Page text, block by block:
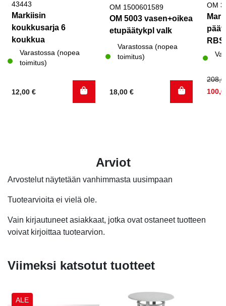
43443
Markiisin
koukkusarja 6
koukkua
Varastossa (nopea
toimitus)
12,00 €
OM 1500601589
OM 5003 vasen+oikea
etupäätykpl valk
Varastossa (nopea
toimitus)
18,00 €
OM
hinta
hinta
Arviot
Arvostelut näytetään vanhimmasta uusimpaan
Tuotearvioita ei vielä ole.
Vain kirjautuneet asiakkaat, jotka ovat ostaneet tuotteen
voivat kirjoittaa tuotearvion.
Viimeksi katsotut tuotteet
ALE